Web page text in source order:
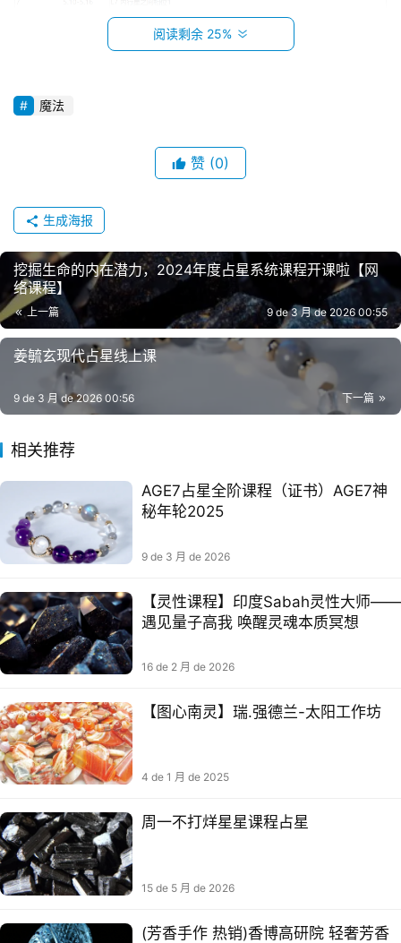
阅读剩余 25%
联系我们
关注公众号
魔法
赞 (0)
生成海报
挖掘生命的内在潜力，2024年度占星系统课程开课啦【网
络课程】
上一篇 9 de 3 月 de 2026 00:55
姜毓玄现代占星线上课
下一篇
9 de 3 月 de 2026 00:56
相关推荐
AGE7占星全阶课程（证书）AGE7神
秘年轮2025
9 de 3 月 de 2026
【灵性课程】印度Sabah灵性大师——
遇见量子高我 唤醒灵魂本质冥想
16 de 2 月 de 2026
【图心南‬灵】瑞.强德兰-太阳工作坊
4 de 1 月 de 2025
周一不打烊星星课程占星
15 de 5 月 de 2026
(芳香手作 热销)香博高研院 轻奢芳香